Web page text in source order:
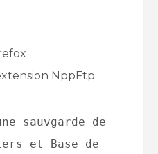
NppFtp
sauvgarde de
et Base de